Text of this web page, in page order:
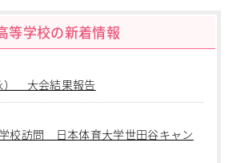
習
習
習
等学校の新着情報
） 大会結果報告
校訪問 日本体育大学世田谷キャン